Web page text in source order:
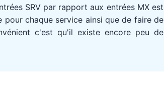
SRV par rapport aux entrées MX est
chaque service ainsi que de faire de
c'est qu'il existe encore peu de